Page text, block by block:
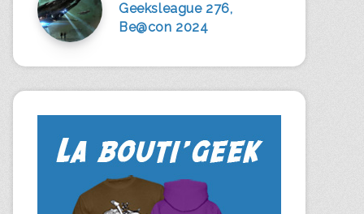
Geeksleague 276,
Be@con 2024